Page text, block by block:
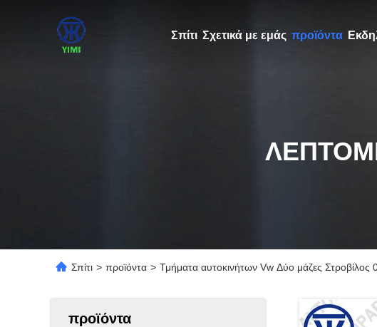
Σπίτι Σχετικά με εμάς προϊόντα
Σπίτι > προϊόντα > Τμήματα αυτοκινήτων Vw Δύο μάζες
προϊόντα